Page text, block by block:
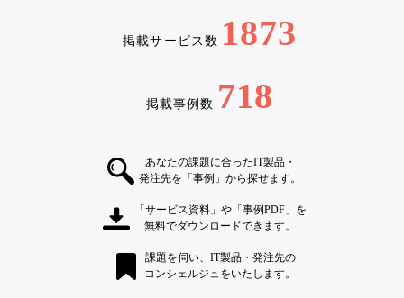
掲載サービス数 1873
掲載事例数 718
あなたの課題に合ったIT製品・
発注先を「事例」から探せます。
「サービス資料」や「事例PDF」を
無料でダウンロードできます。
課題を伺い、IT製品・発注先の
コンシェルジュをいたします。